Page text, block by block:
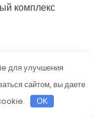
комплекс
для улучшения
сайтом, вы даете
OK